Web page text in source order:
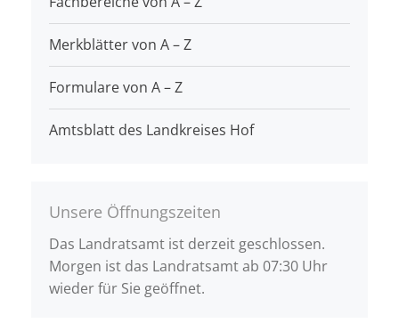
Merkblätter von A – Z
Formulare von A – Z
Amtsblatt des Landkreises Hof
Unsere Öffnungszeiten
Das Landratsamt ist derzeit geschlossen.
Morgen ist das Landratsamt ab 07:30 Uhr
wieder für Sie geöffnet.